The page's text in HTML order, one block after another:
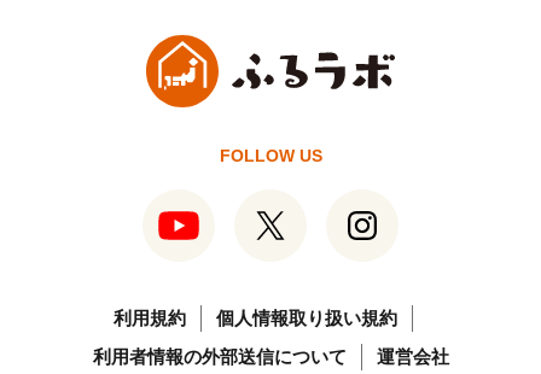
FOLLOW US
利用規約
個人情報取り扱い規約
利用者情報の外部送信について
運営会社